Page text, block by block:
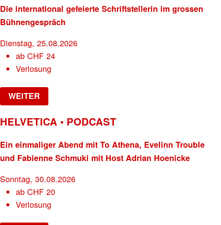
Die international gefeierte Schriftstellerin im grossen
Bühnengespräch
Dienstag, 25.08.2026
abCHF 24
Verlosung
WEITER
HELVETICA • PODCAST
Ein einmaliger Abend mit To Athena, Evelinn Trouble
und Fabienne Schmuki mit Host Adrian Hoenicke
Sonntag, 30.08.2026
abCHF 20
Verlosung